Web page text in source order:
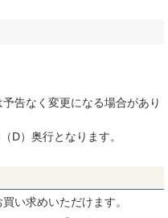
告なく変更になる場合があり
D）奥行となります。
い求めいただけます。